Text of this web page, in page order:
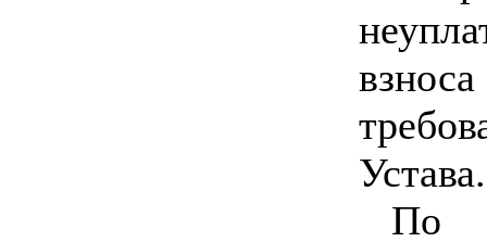
Устава.
По